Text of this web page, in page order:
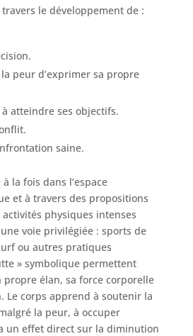
le développement de :
peur d’exprimer sa propre
atteindre ses objectifs.
saine.
la fois dans l’espace
et à travers des propositions
physiques intenses
voie privilégiée : sports de
ou autres pratiques
» symbolique permettent
propre élan, sa force corporelle
Le corps apprend à soutenir la
la peur, à occuper
un effet direct sur la diminution